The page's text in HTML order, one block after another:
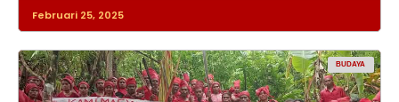
Februari 25, 2025
BUDAYA